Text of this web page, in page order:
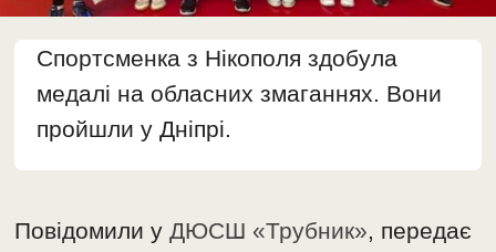
Спортсменка з Нікополя здобула
медалі на обласних змаганнях. Вони
пройшли у Дніпрі.
Повідомили уДЮСШ «Трубник», передає